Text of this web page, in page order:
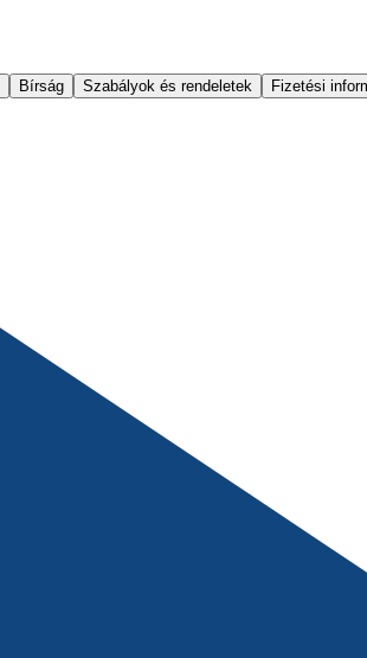
Bírság Szabályok és rendeletek Fizetési